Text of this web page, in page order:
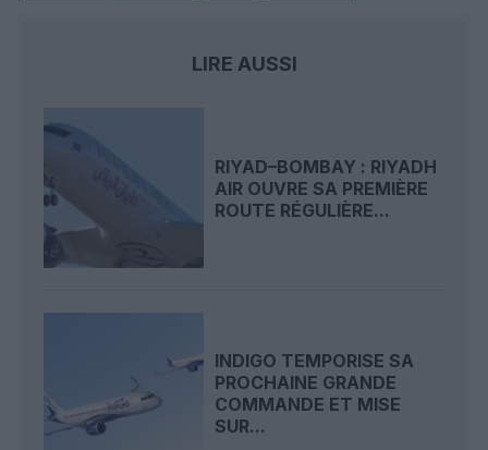
LIRE AUSSI
RIYAD–BOMBAY : RIYADH
AIR OUVRE SA PREMIÈRE
ROUTE RÉGULIÈRE...
INDIGO TEMPORISE SA
PROCHAINE GRANDE
COMMANDE ET MISE
SUR...